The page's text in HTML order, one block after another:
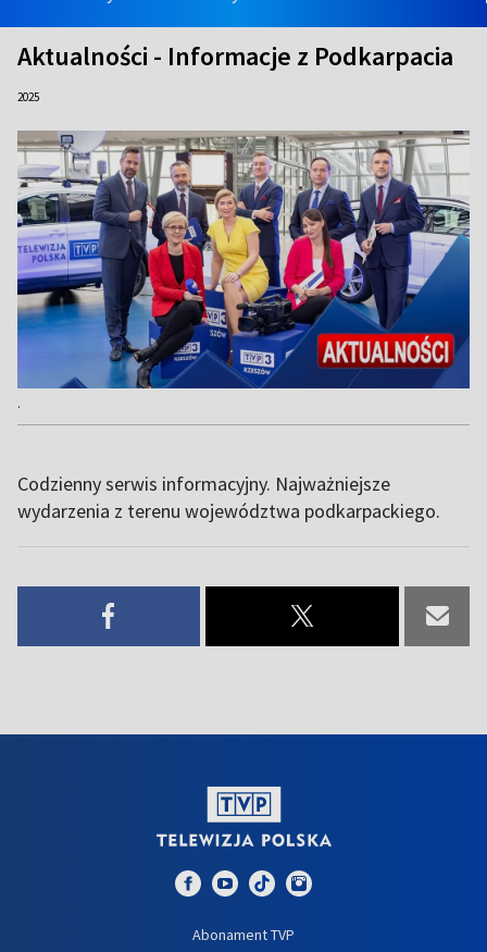
Aktualności - Informacje z Podkarpacia
2025
.
Codzienny serwis informacyjny. Najważniejsze
wydarzenia z terenu województwa podkarpackiego.
Abonament TVP